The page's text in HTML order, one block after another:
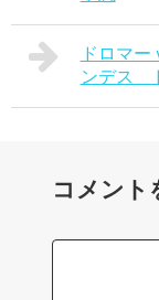
ドロマ
ンデス
コメント